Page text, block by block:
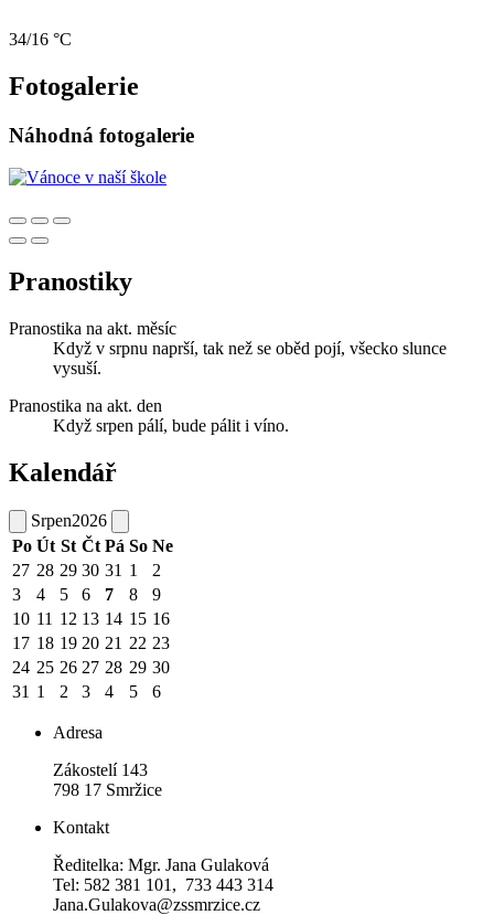
34/16 °C
Fotogalerie
Náhodná fotogalerie
Pranostiky
Pranostika na akt. měsíc
Když v srpnu naprší, tak než se oběd pojí, všecko slunce
vysuší.
Pranostika na akt. den
Když srpen pálí, bude pálit i víno.
Kalendář
Srpen2026
Po Út St Čt Pá So Ne
27 28 29 30 31 1
2
3
4 5 6 7 8
9
10 11 12 13 14 15 16
17 18 19 20 21 22 23
24 25 26 27 28 29 30
31 1 2 3 4 5 6
Adresa
Zákostelí 143
798 17 Smržice
Kontakt
Ředitelka: Mgr. Jana Gulaková
Tel: 582 381 101, 733 443 314
Jana.Gulakova@zssmrzice.cz